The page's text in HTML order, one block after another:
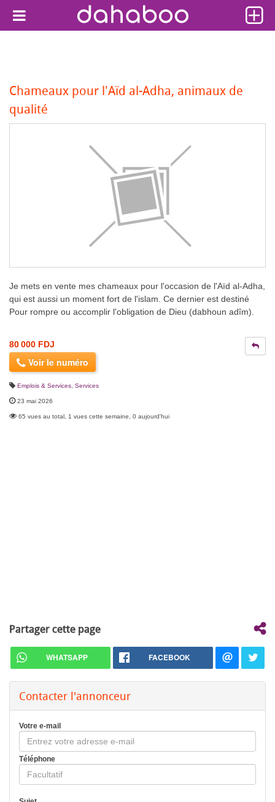
Chameaux pour l'Aïd al-Adha, animaux de
qualité
Je mets en vente mes chameaux pour l'occasion de l'Aïd al-Adha,
qui est aussi un moment fort de l'islam. Ce dernier est destiné
Pour rompre ou accomplir l'obligation de Dieu (dabhoun adîm).
80 000 FDJ
Voir le numéro
Emplois & Services Services
23 mai 2026
65 vues au total, 1 vues cette semaine, 0 aujourd'hui
Partager cette page
WHATSAPP FACEBOOK
Contacter l'annonceur
Votre e-mail
Téléphone